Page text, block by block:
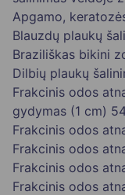
Apgamo,
Blauzdų plaukų
Braziliškas bikini
Dilbių plaukų
Frakcinis odos
gydymas (1 cm)
Frakcinis odos
Frakcinis odos
Frakcinis odos
Frakcinis odos